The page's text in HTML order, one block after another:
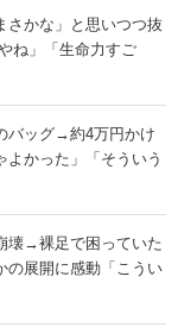
かな」と思いつつ抜
ね」「生命力すご
バッグ→約4万円かけ
かった」「そういう
壊→裸足で困っていた
展開に感動「こうい